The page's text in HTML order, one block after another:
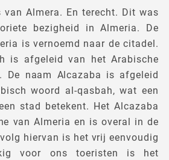
van Almera. En terecht. Dit was
bezigheid in Almeria. De
is vernoemd naar de citadel.
is afgeleid van het Arabische
De naam Alcazaba is afgeleid
woord al-qasbah, wat een
stad betekent. Het Alcazaba
van Almeria en is overal in de
hiervan is het vrij eenvoudig
voor ons toeristen is het